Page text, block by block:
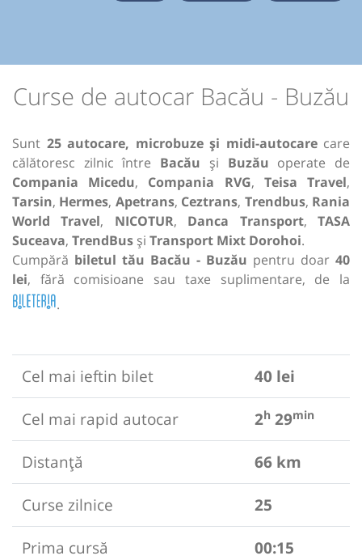
Curse de autocar Bacău - Buzău
Sunt 25 autocare, microbuze și midi-autocarecare
călătoresc zilnic între Bacău și Buzău operate de
Compania Micedu, Compania RVG, Teisa Travel,
Tarsin, Hermes, Apetrans, Ceztrans, Trendbus, Rania
World Travel, NICOTUR, Danca Transport,TASA
Suceava, TrendBus și Transport Mixt Dorohoi.
Cumpără biletul tău Bacău - Buzău pentru doar 40
lei, fără comisioane sau taxe suplimentare, de la
.
Cel mai ieftin bilet
40 lei
Cel mai rapid autocar
2h 29min
Distanță
66 km
Curse zilnice
25
Prima cursă
00:15